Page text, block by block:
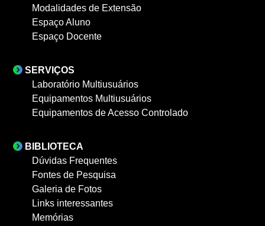
Modalidades de Extensão
Espaço Aluno
Espaço Docente
SERVIÇOS
Laboratório Multiusuários
Equipamentos Multiusuários
Equipamentos de Acesso Controlado
BIBLIOTECA
Dúvidas Frequentes
Fontes de Pesquisa
Galeria de Fotos
Links interessantes
Memórias